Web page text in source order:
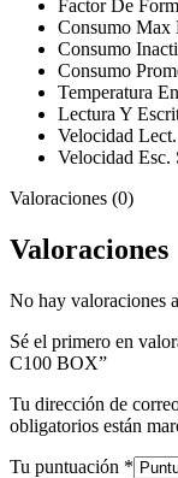
Factor De
Consumo Max
Consumo
Consumo
Temperatura
Lectura Y
Velocidad
Velocidad Esc.
Valoraciones (0)
Valoraciones
No hay valoraciones
Sé el primero en
C100 BOX”
Tu dirección de
obligatorios están
Tu puntuación *